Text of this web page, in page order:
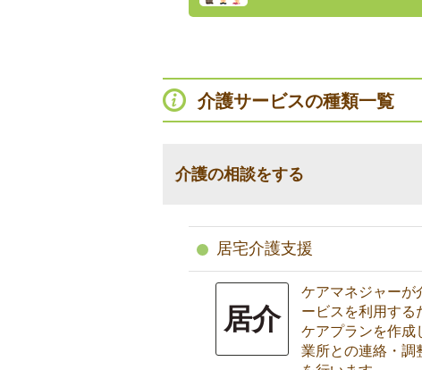
介護サービスの種類一覧
介護の相談をする
居宅介護支援
居介
ケアマネジャーが
ービスを利用する
ケアプランを作成
業所との連絡・調